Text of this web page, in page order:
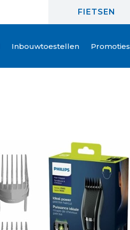
FIETSEN
Inbouwtoestellen Promoties